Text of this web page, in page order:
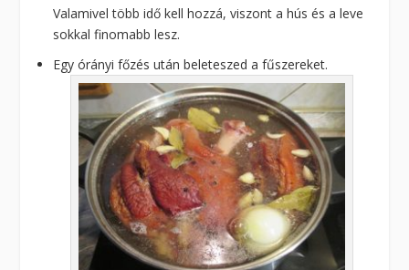
Valamivel több idő kell hozzá, viszont a hús és a leve
sokkal finomabb lesz.
Egy órányi főzés után beleteszed a fűszereket.